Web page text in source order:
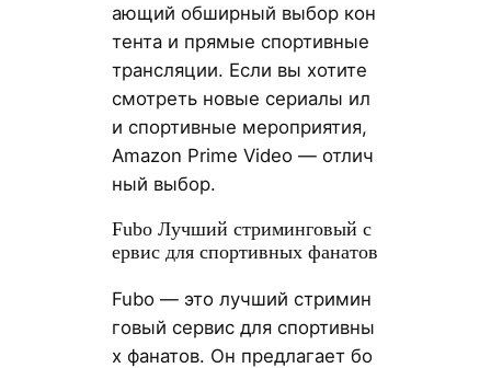
ающий обширный выбор кон
тента и прямые спортивные
трансляции. Если вы хотите
смотреть новые сериалы ил
и спортивные мероприятия,
Amazon Prime Video — отлич
ный выбор.
Fubo Лучший стриминговый с
ервис для спортивных фанатов
Fubo — это лучший стримин
говый сервис для спортивны
х фанатов. Он предлагает бо